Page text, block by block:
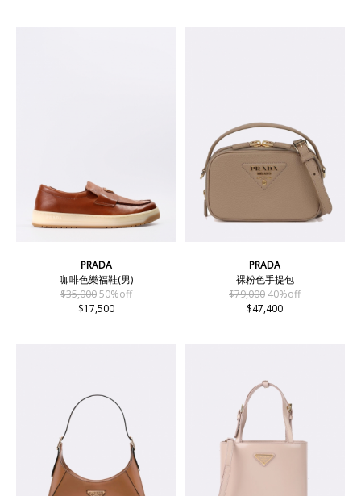
PRADA
咖啡色樂福鞋(男)
$35,00050%off
$17,500
PRADA
裸粉色手提包
$79,000 40%off
$47,400